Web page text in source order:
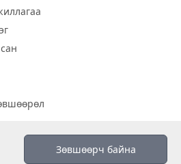
Зөвшөөрч байна